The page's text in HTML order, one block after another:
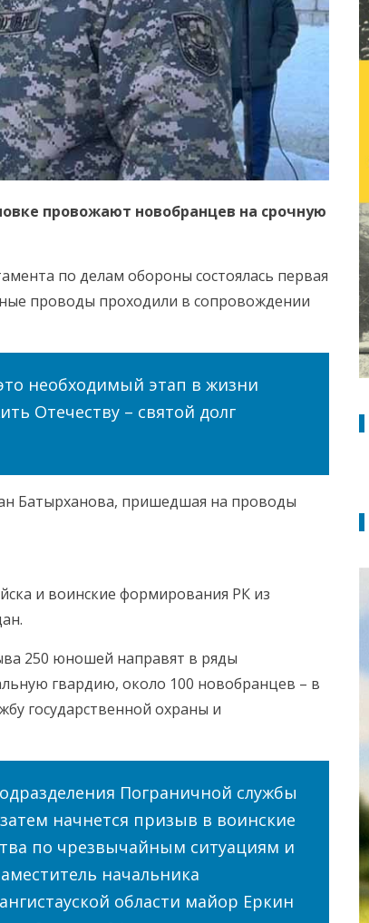
провожают новобранцев на срочную
по делам обороны состоялась первая
проводы проходили в сопровождении
необходимый этап в жизни
Отечеству – святой долг
Батырханова, пришедшая на проводы
и воинские формирования РК из
250 юношей направят в ряды
гвардию, около 100 новобранцев – в
государственной охраны и
Пограничной службы
начнется призыв в воинские
по чрезвычайным ситуациям и
начальника
области майор Еркин